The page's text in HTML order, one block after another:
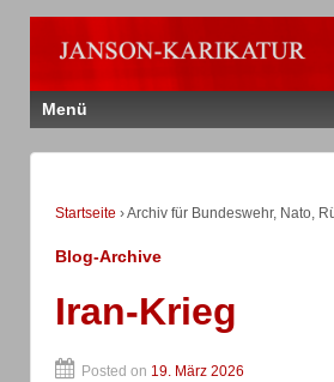
Menü
Startseite ›Archiv für Bundeswehr, Nato,
Blog-Archive
Iran-Krieg
Posted on 19. März 2026